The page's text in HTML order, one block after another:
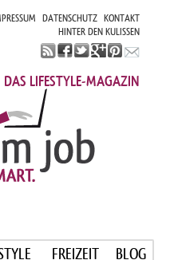
DATENSCHUTZ KONTAKT
HINTER DEN KULISSEN
DAS LIFESTYLE-MAGAZIN
FREIZEIT BLOG